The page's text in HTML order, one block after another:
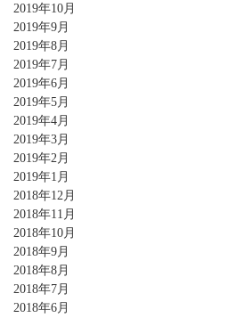
2019年10月
2019年9月
2019年8月
2019年7月
2019年6月
2019年5月
2019年4月
2019年3月
2019年2月
2019年1月
2018年12月
2018年11月
2018年10月
2018年9月
2018年8月
2018年7月
2018年6月